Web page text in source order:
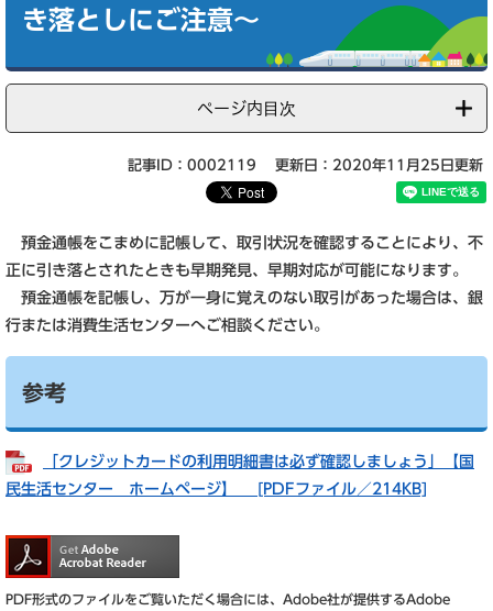
き落としにご注意～
ページ内目次
記事ID：0002119 更新日：2020年11月25日更新
預金通帳をこまめに記帳して、取引状況を確認することにより、不
正に引き落とされたときも早期発見、早期対応が可能になります。
預金通帳を記帳し、万が一身に覚えのない取引があった場合は、銀
行または消費生活センターへご相談ください。
参考
「クレジットカードの利用明細書は必ず確認しましょう」【国
民生活センター ホームページ】 [PDFファイル／214KB]
PDF形式のファイルをご覧いただく場合には、Adobe社が提供するAdobe